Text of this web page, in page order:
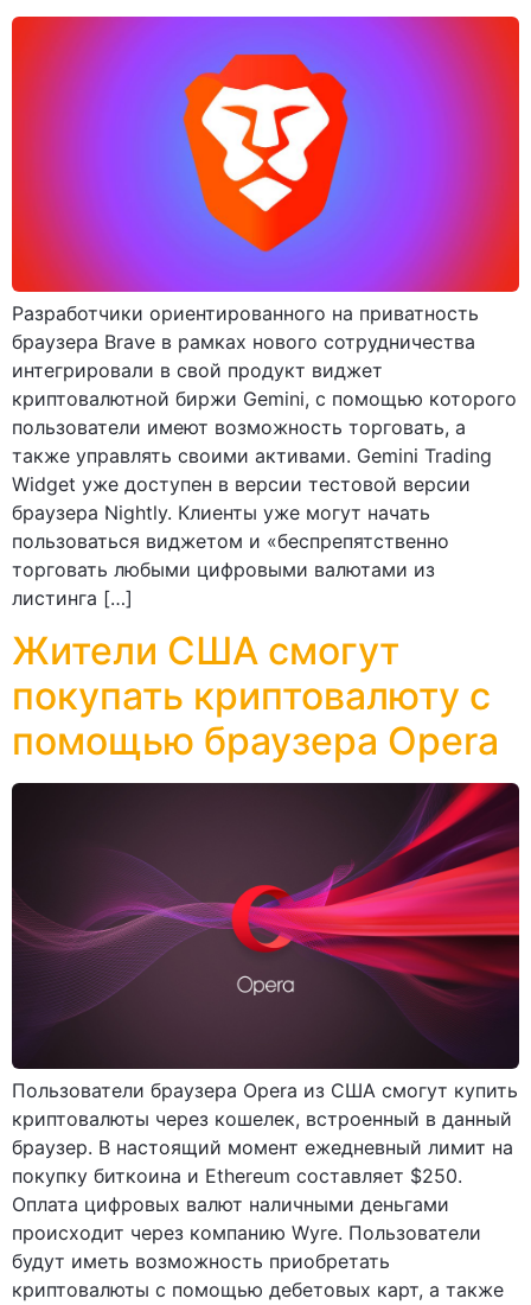
Разработчики ориентированного на приватность
браузера Brave в рамках нового сотрудничества
интегрировали в свой продукт виджет
криптовалютной биржи Gemini, с помощью которого
пользователи имеют возможность торговать, а
также управлять своими активами. Gemini Trading
Widget уже доступен в версии тестовой версии
браузера Nightly. Клиенты уже могут начать
пользоваться виджетом и «беспрепятственно
торговать любыми цифровыми валютами из
листинга […]
Жители США смогут
покупать криптовалюту с
помощью браузера Opera
Пользователи браузера Opera из США смогут купить
криптовалюты через кошелек, встроенный в данный
браузер. В настоящий момент ежедневный лимит на
покупку биткоина и Ethereum составляет $250.
Оплата цифровых валют наличными деньгами
происходит через компанию Wyre. Пользователи
будут иметь возможность приобретать
криптовалюты с помощью дебетовых карт, а также